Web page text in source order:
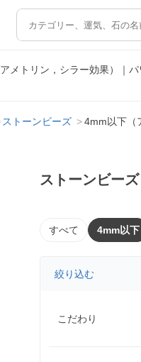
メトリン，シラー効果）｜
ストーンビーズ 4mm以下（
ストーンビー
すべて 4mm以下
絞り込む
こだわり